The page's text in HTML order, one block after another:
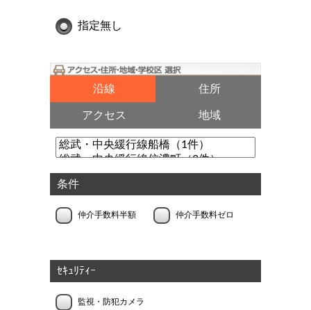
指定無し
沿線 住所
アクセス 地域
条件
仲介手数料半額 仲介手数料ゼロ
ｾｷｭﾘﾃｨｰ
監視・防犯カメラ